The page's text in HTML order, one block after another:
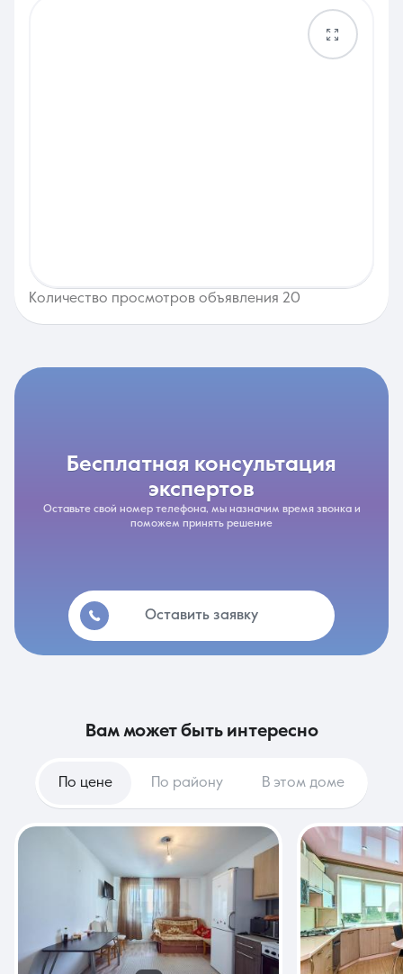
Количество просмотров объявления 20
бесплатная консультация
экспертов
Оставьте свой номер телефона, мы назначим время звонка и
поможем принять решение
Оставить заявку
вам может быть интересно
По цене По району В этом доме